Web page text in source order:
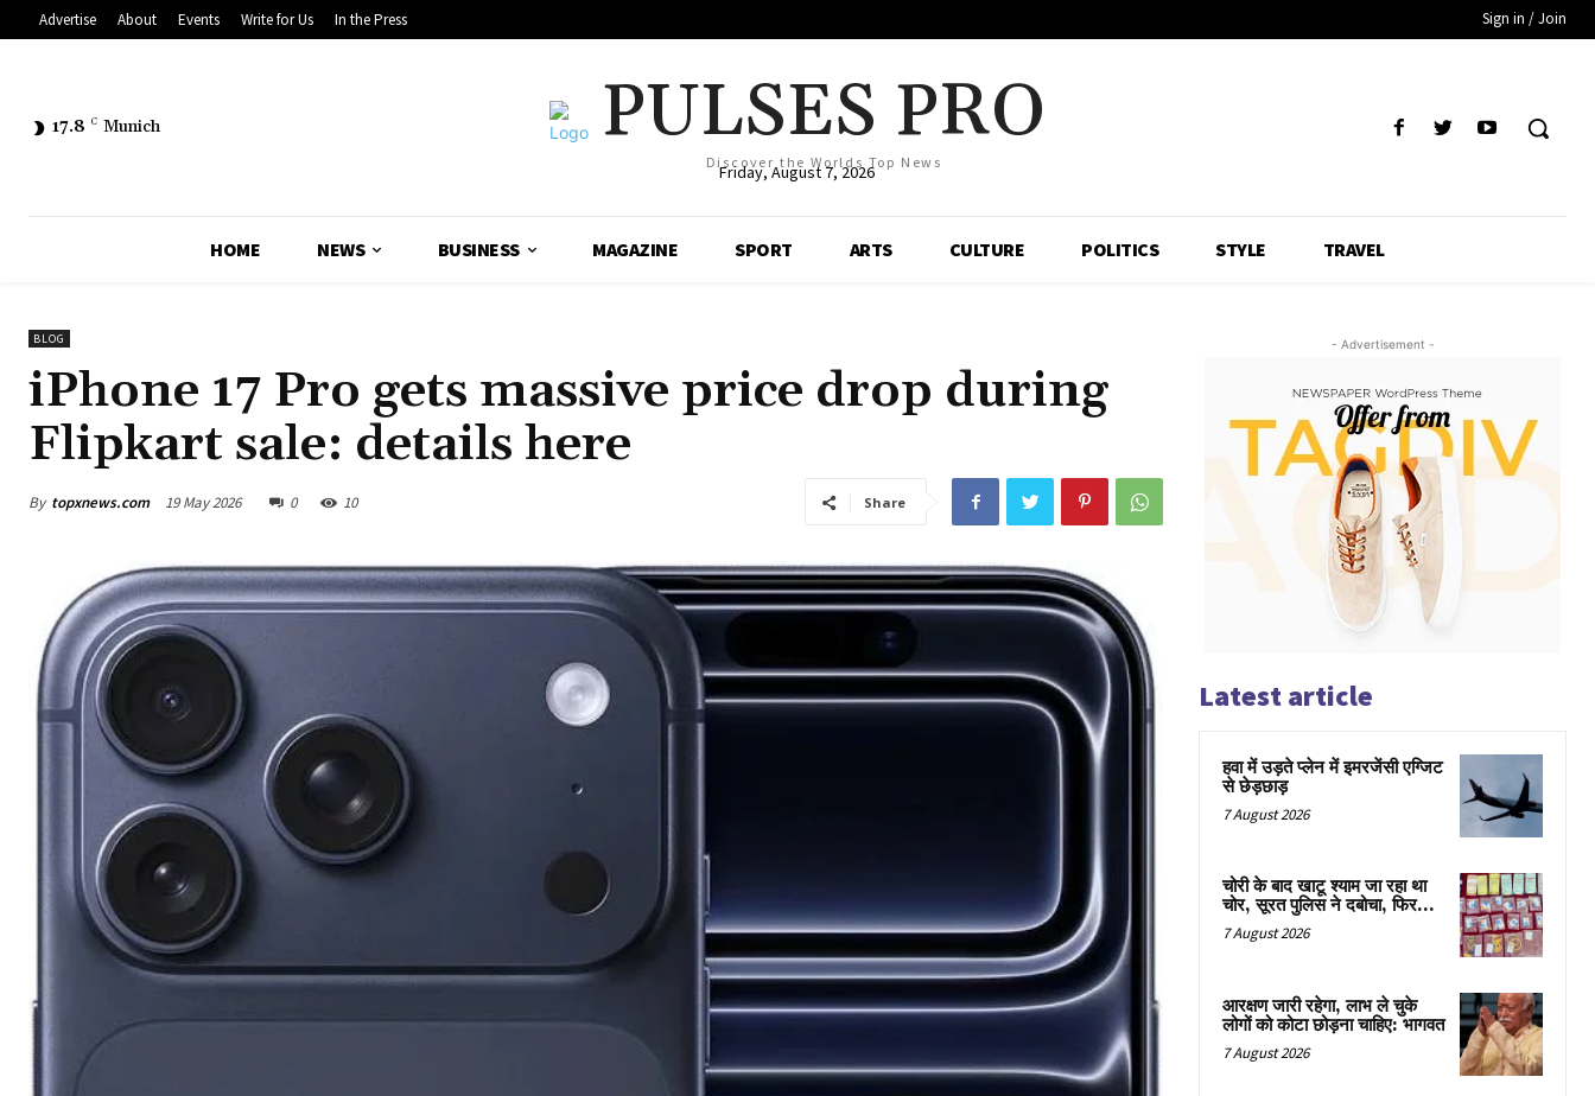
Advertise About Events Write for Us In the Press Sign in / Join
17.8 C Munich PULSES PRO
Discover the Worlds Top News
Friday, August 7, 2026
HOME NEWS BUSINESS MAGAZINE SPORT ARTS CULTURE POLITICS STYLE TRAVEL
BLOG
iPhone 17 Pro gets massive price drop during
Flipkart sale: details here
By topxnews.com 19 May 2026 0 10 Share
- Advertisement -
Latest article
हवा में उड़ते प्लेन में इमरजेंसी एग्जिट
से छेड़छाड़
7 August 2026
चोरी के बाद खाटू श्याम जा रहा था
चोर, सूरत पुलिस ने दबोचा, फिर…
7 August 2026
आरक्षण जारी रहेगा, लाभ ले चुके
लोगों को कोटा छोड़ना चाहिए: भागवत
7 August 2026